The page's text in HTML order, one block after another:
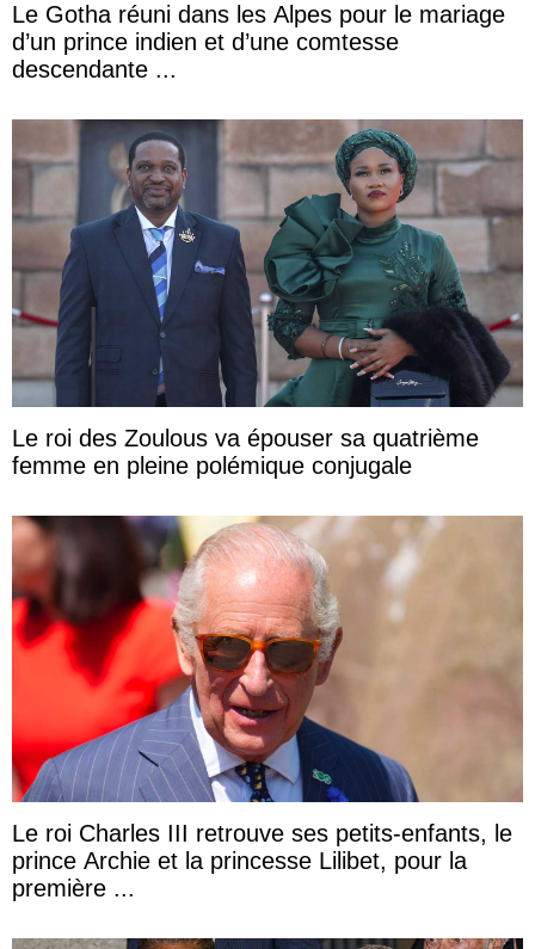
Le Gotha réuni dans les Alpes pour le mariage
d’un prince indien et d’une comtesse
descendante ...
Le roi des Zoulous va épouser sa quatrième
femme en pleine polémique conjugale
Le roi Charles III retrouve ses petits-enfants, le
prince Archie et la princesse Lilibet, pour la
première ...